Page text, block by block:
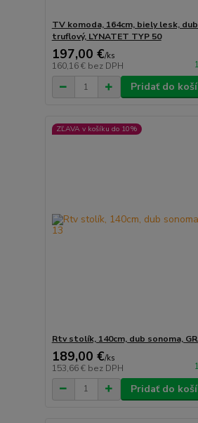
TV komoda, 164cm, biely lesk,
truflový, LYNATET TYP 50
197,00 €/ks
160,16 € bez DPH
Pridať do
ZĽAVA v košíku do 10%
Rtv stolík, 140cm, dub sonoma,
189,00 €/ks
153,66 € bez DPH
Pridať do